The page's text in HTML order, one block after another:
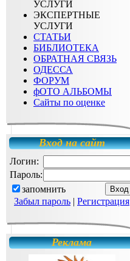
УСЛУГИ
ЭКСПЕРТНЫЕ
УСЛУГИ
СТАТЬИ
БИБЛИОТЕКА
ОБРАТНАЯ СВЯЗЬ
ОДЕССА
ФОРУМ
фОТО АЛЬБОМЫ
Сайты по оценке
Вход на сайт
Логин:
Пароль:
запомнить
Забыл пароль | Регистрация
Реклама